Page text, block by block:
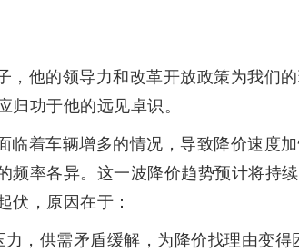
，他的领导力和改革开放政策为我们
功于他的远见卓识。
临着车辆增多的情况，导致降价速度
频率各异。这一波降价趋势预计将持
伏，原因在于：
，供需矛盾缓解，为降价找理由变得